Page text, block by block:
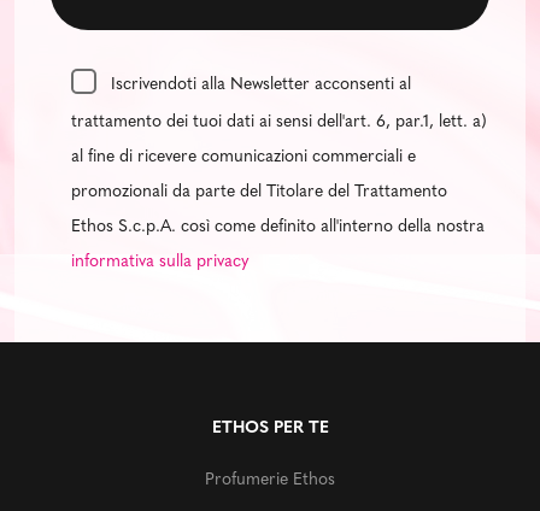
Iscrivendoti alla Newsletter acconsenti al
trattamento dei tuoi dati ai sensi dell'art. 6, par.1, lett. a)
al fine di ricevere comunicazioni commerciali e
promozionali da parte del Titolare del Trattamento
Ethos S.c.p.A. così come definito all'interno della nostra
informativa sulla privacy
ETHOS PER TE
Profumerie Ethos